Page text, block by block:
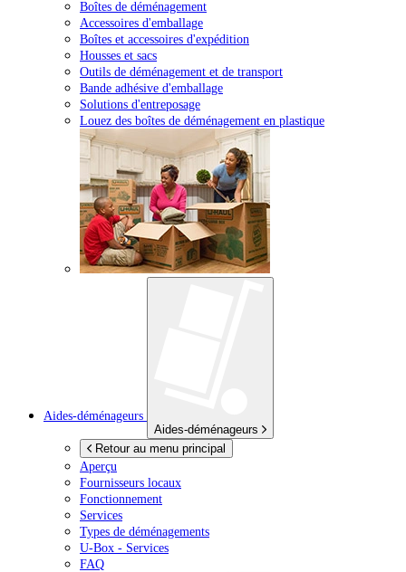
Boîtes de déménagement
Accessoires d'emballage
Boîtes et accessoires d'expédition
Housses et sacs
Outils de déménagement et de transport
Bande adhésive d'emballage
Solutions d'entreposage
Louez des boîtes de déménagement en plastique
Aides-déménageurs
Aides-déménageurs
Retour au menu principal
Aperçu
Fournisseurs locaux
Fonctionnement
Services
Types de déménagements
U-Box - Services
FAQ